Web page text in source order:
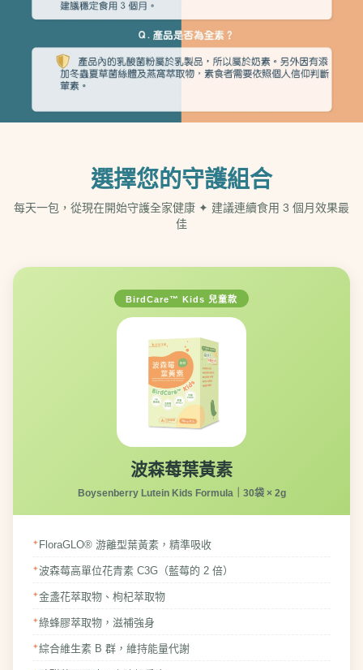
選擇您的守護組合
每天一包，從現在開始守護全家健康 ✦ 建議連續食用 3 個月效果最
佳
BirdCare™ Kids 兒童款
波森莓葉黃素
Boysenberry Lutein Kids Formula｜30袋 × 2g
FloraGLO® 游離型葉黃素，精準吸收
波森莓高單位花青素 C3G（藍莓的 2 倍）
金盞花萃取物、枸杞萃取物
綠蜂膠萃取物，滋補強身
綜合維生素 B 群，維持能量代謝